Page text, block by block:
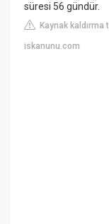
süresi 56 gündür.
Kaynak kaldırma
iskanunu.com